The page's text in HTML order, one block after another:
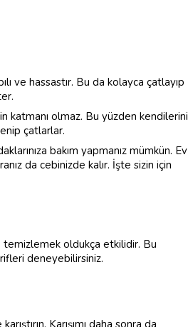
ve hassastır. Bu da kolayca çatlayıp
katmanı olmaz. Bu yüzden kendilerini
çatlarlar.
bakım yapmanız mümkün. Ev
da cebinizde kalır. İşte sizin için
temizlemek oldukça etkilidir. Bu
deneyebilirsiniz.
Karışımı daha sonra da